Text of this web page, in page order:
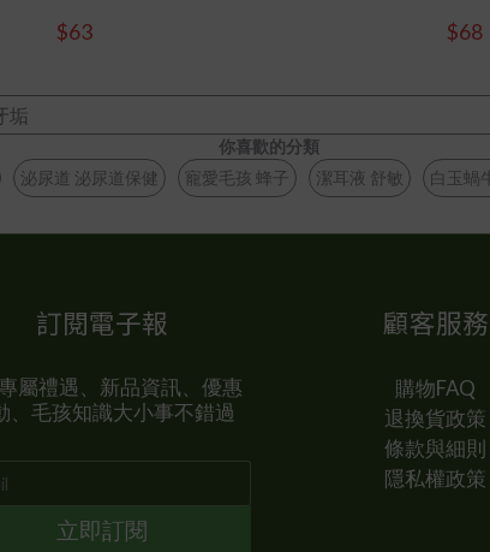
$63 $68
垢
你喜歡的分類
泌尿道 泌尿道保健
寵愛毛孩 蜂子 潔耳液 舒敏 白玉蝸
訂閱電子報
屬禮遇、新品資訊、優惠
、毛孩知識大小事不錯過
立即訂閱
顧客服務
購物FAQ
退換貨政策
條款與細則
隱私權政策